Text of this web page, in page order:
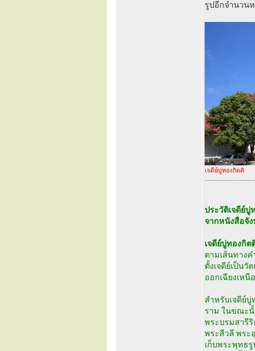
รูปอีกจำนวน
เจดีย์บู่ทองกิตติ
ประวัติเจดีย์บู่
จากหนังสือจั
เจดีย์บู่ทองกิ
ตามเส้นทาง
ตั้งเจดีย์เป็น
ออกเฉียงเห
สำหรับเจดีย์
ราม ในขณะนั้
พระบรมสารี
พระสีวลี พระ
เก็บพระพุทธ